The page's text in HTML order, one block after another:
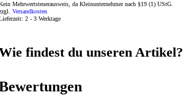
Mehrwertsteuerausweis, da Kleinunternehmer nach §19 (1) UStG.
Versandkosten
2 - 3 Werktage
findest du unseren Artikel?